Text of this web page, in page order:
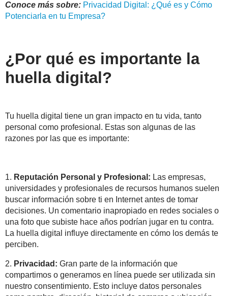
Conoce más sobre: Privacidad Digital : ¿Qué es y Cómo
Potenciarla en tu Empresa?
¿Por qué es importante la
huella digital?
Tu huella digital tiene un gran impacto en tu vida, tanto
personal como profesional. Estas son algunas de las
razones por las que es importante:
1. Reputación Personal y Profesional: Las empresas,
universidades y profesionales de recursos humanos suelen
buscar información sobre ti en Internet antes de tomar
decisiones. Un comentario inapropiado en redes sociales o
una foto que subiste hace años podrían jugar en tu contra.
La huella digital influye directamente en cómo los demás te
perciben.
2. Privacidad: Gran parte de la información que
compartimos o generamos en línea puede ser utilizada sin
nuestro consentimiento. Esto incluye datos personales